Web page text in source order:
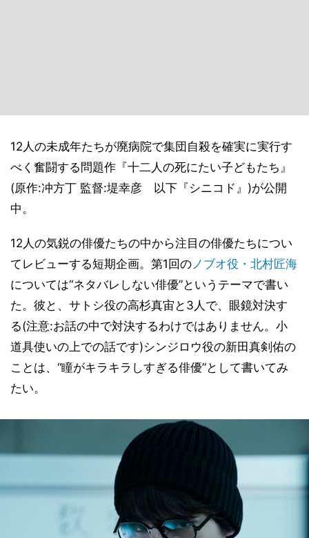
12人の未成年たちが廃病院で集団自殺を確実に実行す
べく奮闘する問題作『十二人の死にたい子どもたち』
(原作:冲方丁 監督:堤幸彦 以下『シニコド』)が公開
中。
12人の気鋭の俳優たちの中から注目の俳優たちについ
てレビューする短期企画。第1回のノブオ役・北村匠海
については“ネタバレしない俳優”というテーマで書い
た。彼と、サトシ役の高杉真宙と3人で、眼鏡対決す
る(注意:お話の中で対決するわけではありません。小
道具使いの上での話です)シンジロウ役の新田真剣佑の
ことは、“瞳がキラキラしすぎる俳優”として書いてみ
たい。